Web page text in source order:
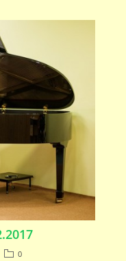
0